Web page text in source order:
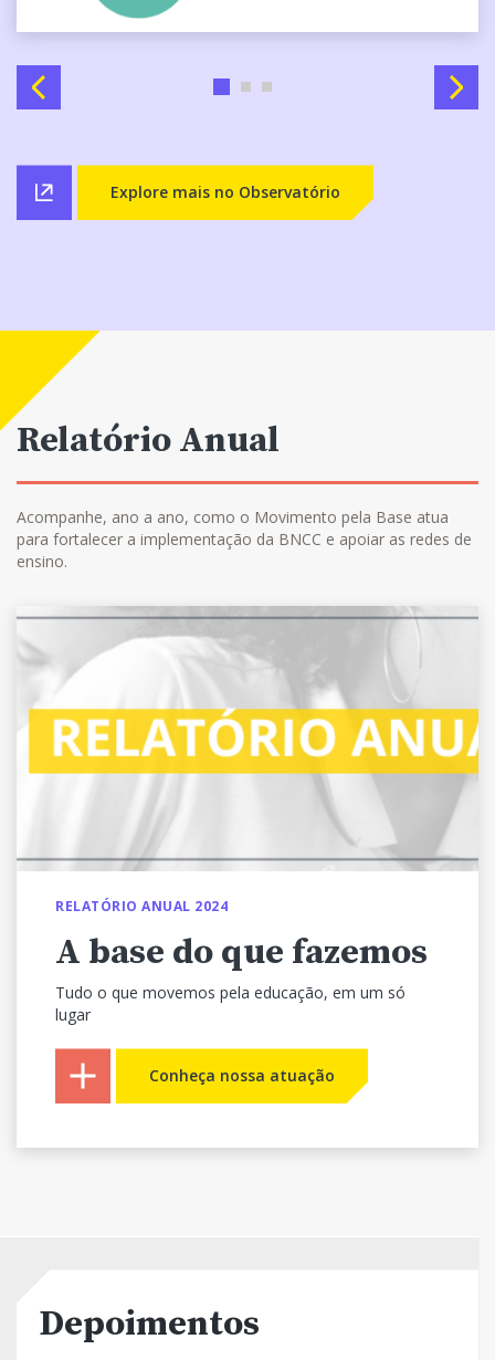
Anterior
Explore mais no Observatório
Relatório Anual
Acompanhe, ano a ano, como o Movimento pela Base atua
para fortalecer a implementação da BNCC e apoiar as redes de
ensino.
RELATÓRIO ANUAL 2024
A base do que fazemos
Tudo o que movemos pela educação, em um só
lugar
Conheça nossa atuação
Depoimentos